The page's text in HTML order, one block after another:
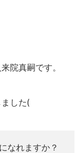
院真嗣です。
した(
なれますか？